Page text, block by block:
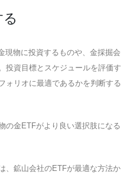
現物に投資するものや、金採掘会
投資目標とスケジュールを評価す
ォリオに最適であるかを判断する
の金ETFがより良い選択肢になる
、鉱山会社のETFが最適な方法か